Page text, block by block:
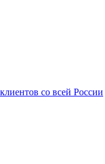
со всей России